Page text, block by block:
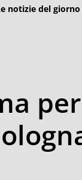
notizie del giorno